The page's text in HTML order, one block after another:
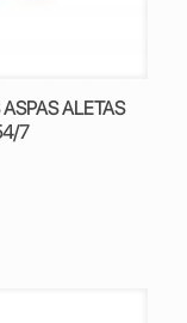
ALETAS
7